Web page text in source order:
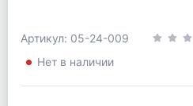
Артикул: 05-24-009
Нет в наличии